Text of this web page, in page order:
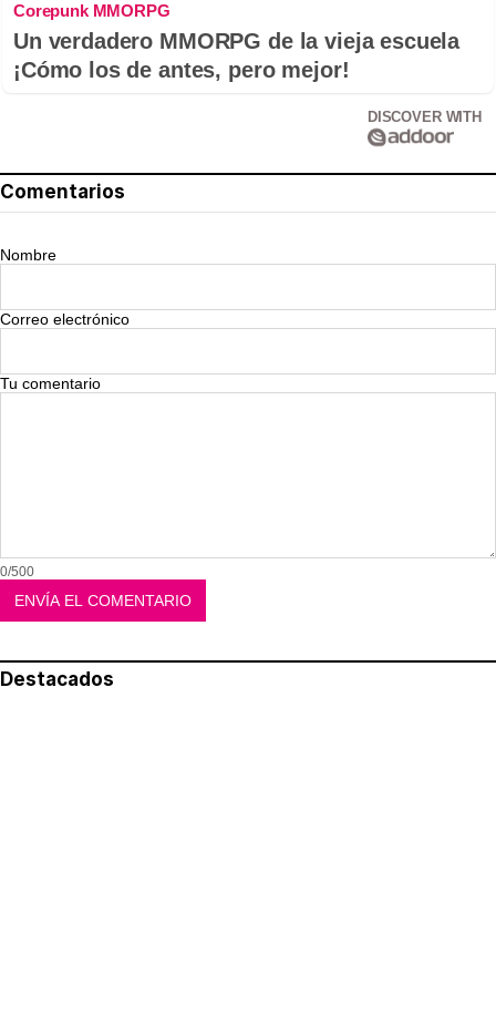
Corepunk MMORPG
Un verdadero MMORPG de la vieja escuela
¡Cómo los de antes, pero mejor!
DISCOVER WITH
Comentarios
Nombre
Correo electrónico
Tu comentario
0/500
Destacados